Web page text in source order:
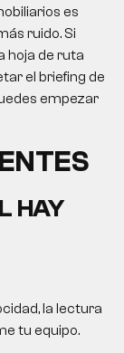
es
ruido. Si
hoja de ruta
el briefing de
empezar
HAY
la lectura
tu equipo.